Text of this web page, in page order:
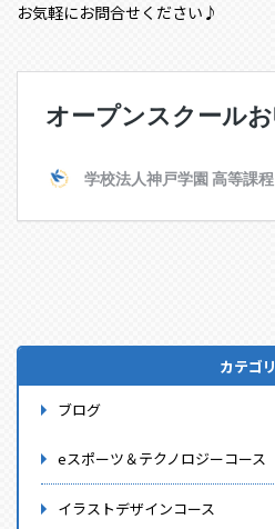
お気軽にお問合せください♪
カテゴリ
ブログ
eスポーツ＆テクノロジーコース
イラストデザインコース